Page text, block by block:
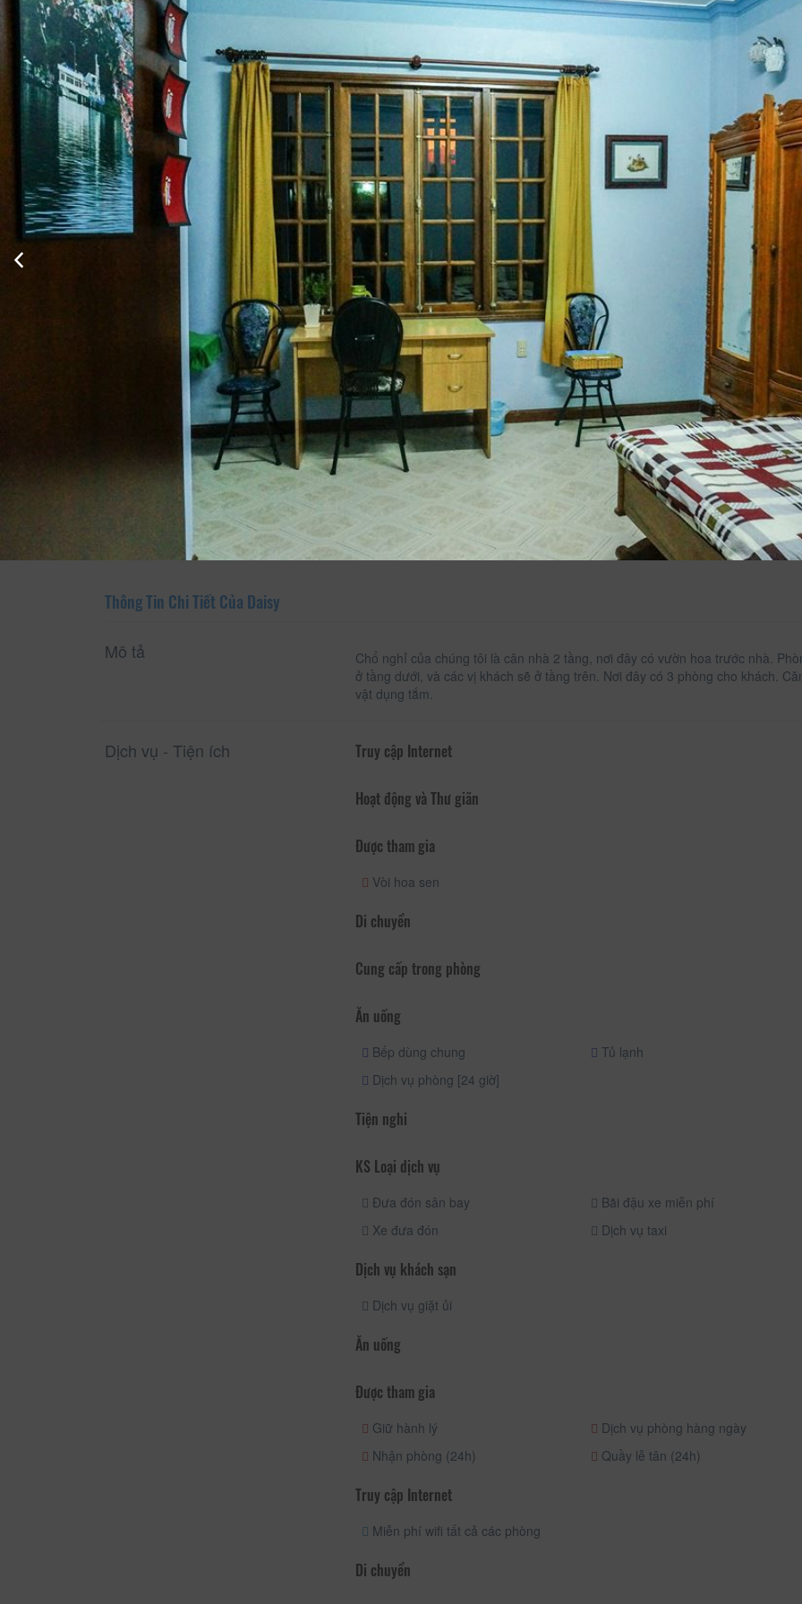
Xem thông tin phòng
Phòng tiêu chuẩn 1 giường đôi
Phòng tắm
chung
Hướng
Vườn
Hướng
Thành phố
Tủ áo
Thông Tin Chi Tiết Của Daisy
Mô tả
Chổ nghỉ của chúng tôi là căn nhà 2 tầng, nơi đây có vườn hoa trước nhà.
ở tầng dưới, và các vị khách sẽ ở tầng trên. Nơi đây có 3 phòng cho khách.
vật dụng tắm.
Dịch vụ - Tiện ích Truy cập Internet
Hoạt động và Thư giãn
Được tham gia
Vòi hoa sen
Di chuyển
Cung cấp trong phòng
Ăn uống
Bếp dùng chung Tủ lạnh
Dịch vụ phòng [24 giờ]
Tiện nghi
KS Loại dịch vụ
Đưa đón sân bay Bãi đậu xe miễn phí
Xe đưa đón
Dịch vụ taxi
Dịch vụ khách sạn
Dịch vụ giặt ủi
Ăn uống
Được tham gia
Giữ hành lý Dịch vụ phòng hàng ngày
Nhận phòng (24h)
Quầy lễ tân (24h)
Truy cập Internet
Miễn phí wifi tất cả các phòng
Di chuyển